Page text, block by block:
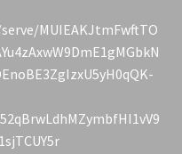
MUIEAKJtmFwftTO